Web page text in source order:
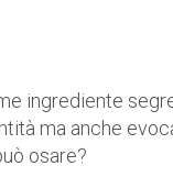
ingrediente
ma anche
osare?